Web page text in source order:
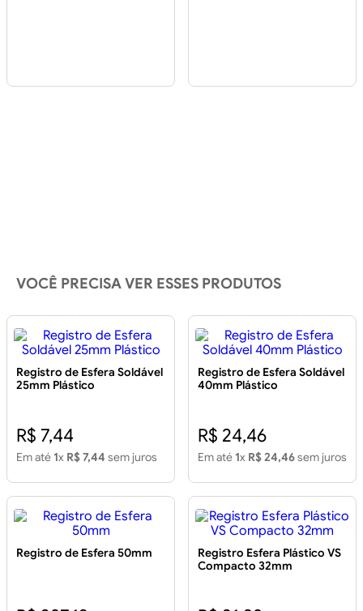
VOCÊ PRECISA VER ESSES PRODUTOS
Registro de Esfera Soldável
25mm Plástico
R$ 7,44
Em até 1x R$ 7,44 sem juros
Registro de Esfera Soldável
40mm Plástico
R$ 24,46
Em até 1x R$ 24,46sem juros
Registro de Esfera 50mm
Registro Esfera Plástico VS
Compacto 32mm